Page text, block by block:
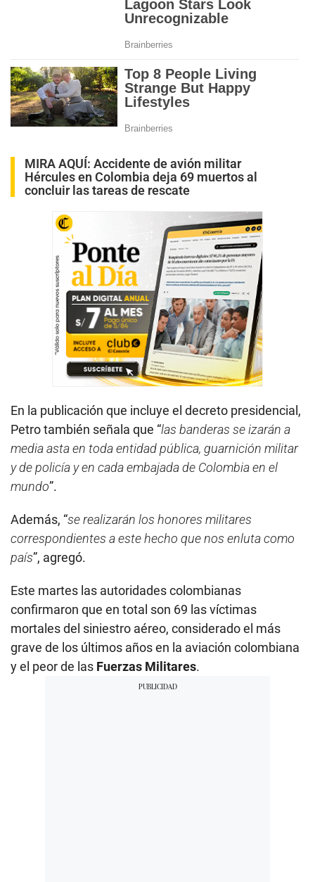
MIRA AQUÍ: Accidente de avión militar
Hércules en Colombia deja 69 muertos al
concluir las tareas de rescate
En la publicación que incluye el decreto presidencial,
Petro también señala que “las banderas se izarán a
media asta en toda entidad pública, guarnición militar
y de policía y en cada embajada de Colombia en el
mundo”.
Además, “se realizarán los honores militares
correspondientes a este hecho que nos enluta como
país”, agregó.
Este martes las autoridades colombianas
confirmaron que en total son 69 las víctimas
mortales del siniestro aéreo, considerado el más
grave de los últimos años en la aviación colombiana
y el peor de las Fuerzas Militares.